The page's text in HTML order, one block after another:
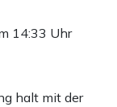
14:33 Uhr
halt mit der